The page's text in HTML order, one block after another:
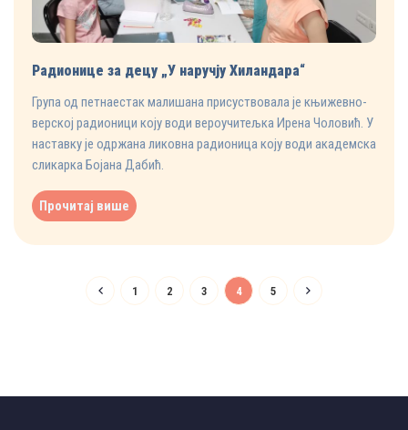
Радионице за децу „У наручју Хиландара“
Група од петнаестак малишана присуствовала је књижевно-
верској радионици коју води вероучитељка Ирена Чоловић. У
наставку је одржана ликовна радионица коју води академска
сликарка Бојана Дабић.
Прочитај више
1 2 3 4 5